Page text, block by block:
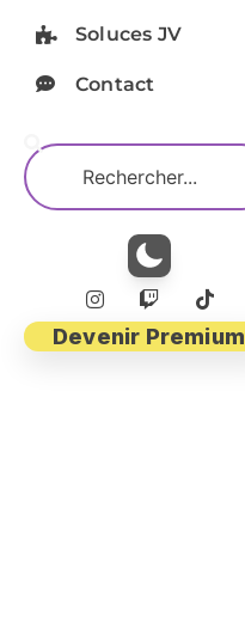
Soluces JV
Contact
Devenir Premium